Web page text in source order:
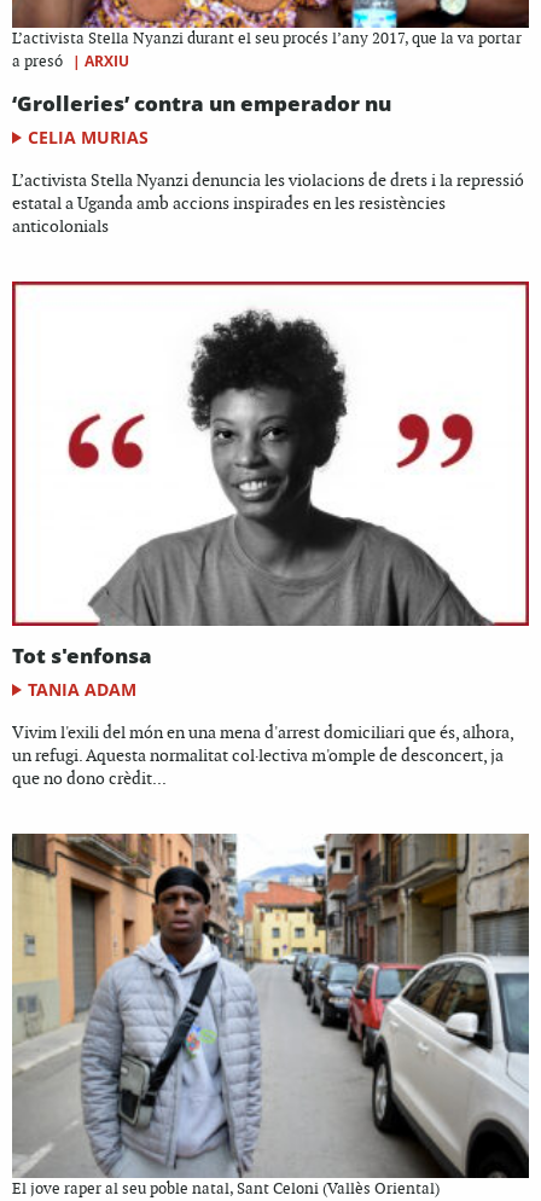
L’activista Stella Nyanzi durant el seu procés l’any 2017, que la va portar
a presó
| ARXIU
‘Grolleries’ contra un emperador nu
CELIA MURIAS
L’activista Stella Nyanzi denuncia les violacions de drets i la repressió
estatal a Uganda amb accions inspirades en les resistències
anticolonials
Tot s'enfonsa
TANIA ADAM
Vivim l'exili del món en una mena d'arrest domiciliari que és, alhora,
un refugi. Aquesta normalitat col·lectiva m'omple de desconcert, ja
que no dono crèdit...
El jove raper al seu poble natal, Sant Celoni (Vallès Oriental)